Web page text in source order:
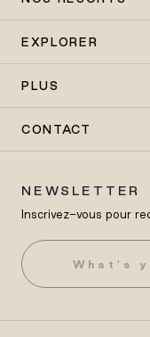
EXPLORER
PLUS
CONTACT
NEWSLETTER
Inscrivez-vous pour